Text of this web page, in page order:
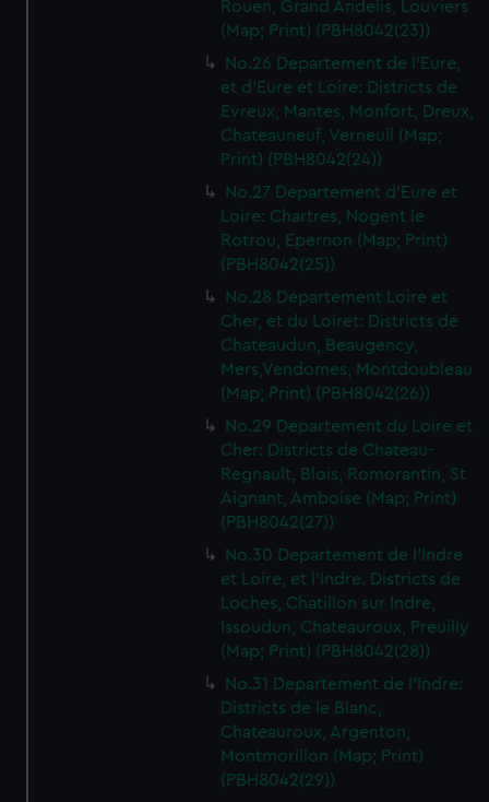
Rouen, Grand Andelis, Louviers
(Map; Print) (PBH8042(23))
No.26 Departement de l'Eure,
et d'Eure et Loire: Districts de
Evreux, Mantes, Monfort, Dreux,
Chateauneuf, Verneuil (Map;
Print) (PBH8042(24))
No.27 Departement d'Eure et
Loire: Chartres, Nogent le
Rotrou, Epernon (Map; Print)
(PBH8042(25))
No.28 Departement Loire et
Cher, et du Loiret: Districts de
Chateaudun, Beaugency,
Mers,Vendomes, Montdoubleau
(Map; Print) (PBH8042(26))
No.29 Departement du Loire et
Cher: Districts de Chateau-
Regnault, Blois, Romorantin, St
Aignant, Amboise (Map; Print)
(PBH8042(27))
No.30 Departement de l'Indre
et Loire, et l'Indre. Districts de
Loches, Chatillon sur Indre,
Issoudun, Chateauroux, Preuilly
(Map; Print) (PBH8042(28))
No.31 Departement de l'Indre:
Districts de le Blanc,
Chateauroux, Argenton,
Montmorillon (Map; Print)
(PBH8042(29))